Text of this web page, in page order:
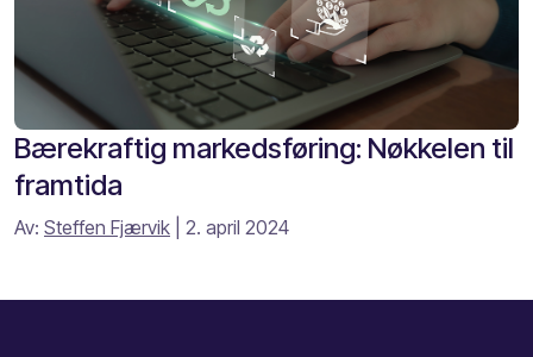
Bærekraftig markedsføring: Nøkkelen til
framtida
Av: Steffen Fjærvik | 2. april 2024